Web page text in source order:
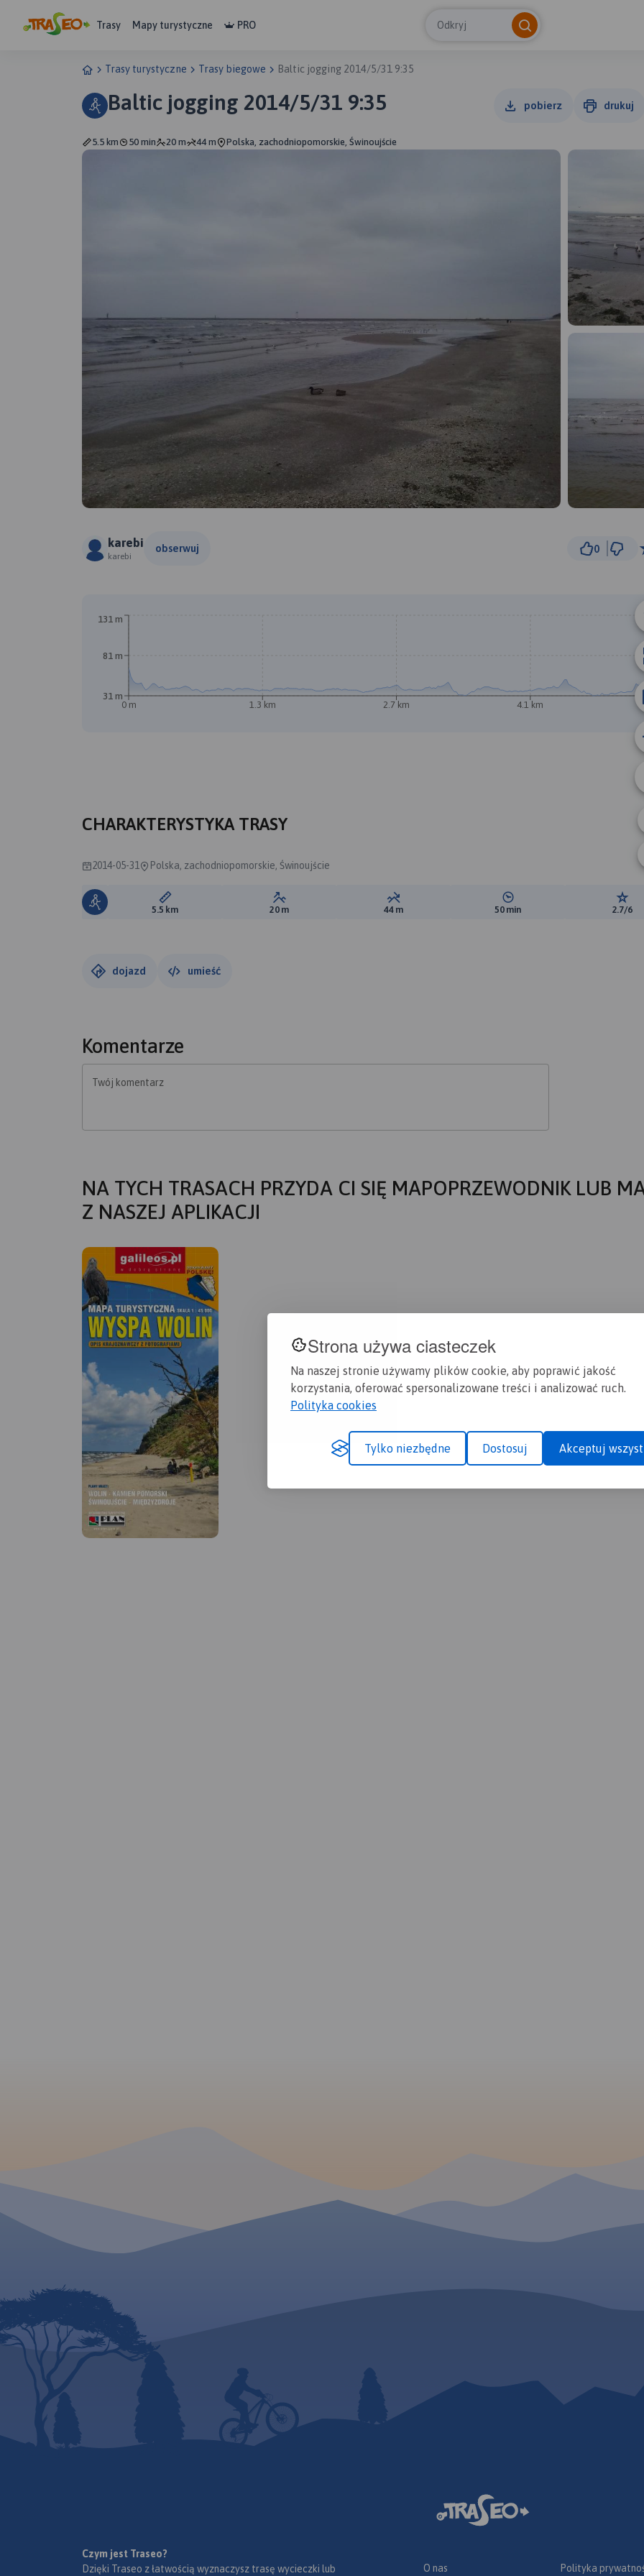
Strona używa ciasteczek
Na naszej stronie używamy plików cookie, aby poprawić jakość
korzystania, oferować spersonalizowane treści i analizować ruch.
Polityka cookies
Tylko niezbędne Dostosuj Akceptuj
Trasy Mapy turystyczne PRO Odkryj
Trasy turystyczne Trasy biegowe Baltic jogging 2014/5/31 9:35
Baltic jogging 2014/5/31 9:35 pobierz drukuj
5.5 km 50 min 20 m 44 m Polska, zachodniopomorskie, Świnoujście
karebi
karebi
obserwuj 0
0 m 1.3 km 2.7 km 4.1 km
31 m
81 m
131 m
CHARAKTERYSTYKA TRASY
2014-05-31 Polska, zachodniopomorskie, Świnoujście
Długość trasy:
5.5 km Suma przewyższeń:
20 m Suma spadków:
44 m Średni czas potrzebny na
50 min 2.7/6
dojazd umieść
Komentarze
Twój komentarz
NA TYCH TRASACH PRZYDA CI SIĘ MAPOPRZEWODNIK LUB
Z NASZEJ APLIKACJI
Czym jest Traseo?
Dzięki Traseo z łatwością wyznaczysz trasę wycieczki lub
O nas Polityka